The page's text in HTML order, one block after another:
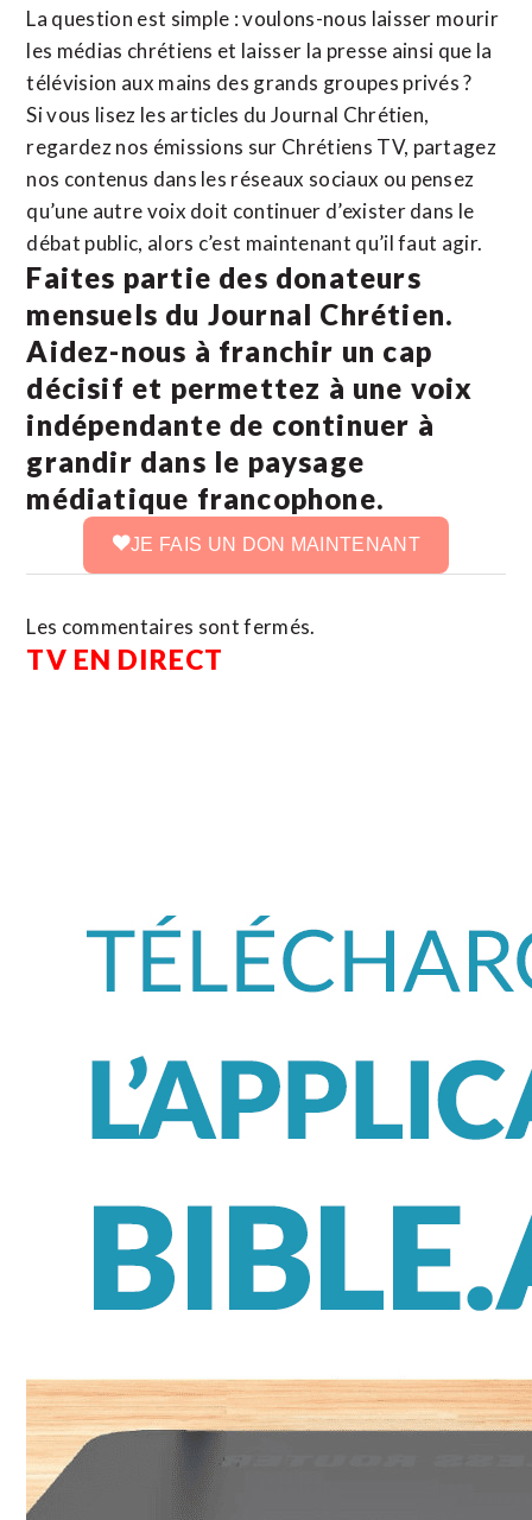
La question est simple : voulons-nous laisser mourir
les médias chrétiens et laisser la presse ainsi que la
télévision aux mains des grands groupes privés ?
Si vous lisez les articles du Journal Chrétien,
regardez nos émissions sur Chrétiens TV, partagez
nos contenus dans les réseaux sociaux ou pensez
qu’une autre voix doit continuer d’exister dans le
débat public, alors c’est maintenant qu’il faut agir.
Faites partie des donateurs
mensuels du Journal Chrétien.
Aidez-nous à franchir un cap
décisif et permettez à une voix
indépendante de continuer à
grandir dans le paysage
médiatique francophone.
JE FAIS UN DON MAINTENANT
Les commentaires sont fermés.
TV EN DIRECT